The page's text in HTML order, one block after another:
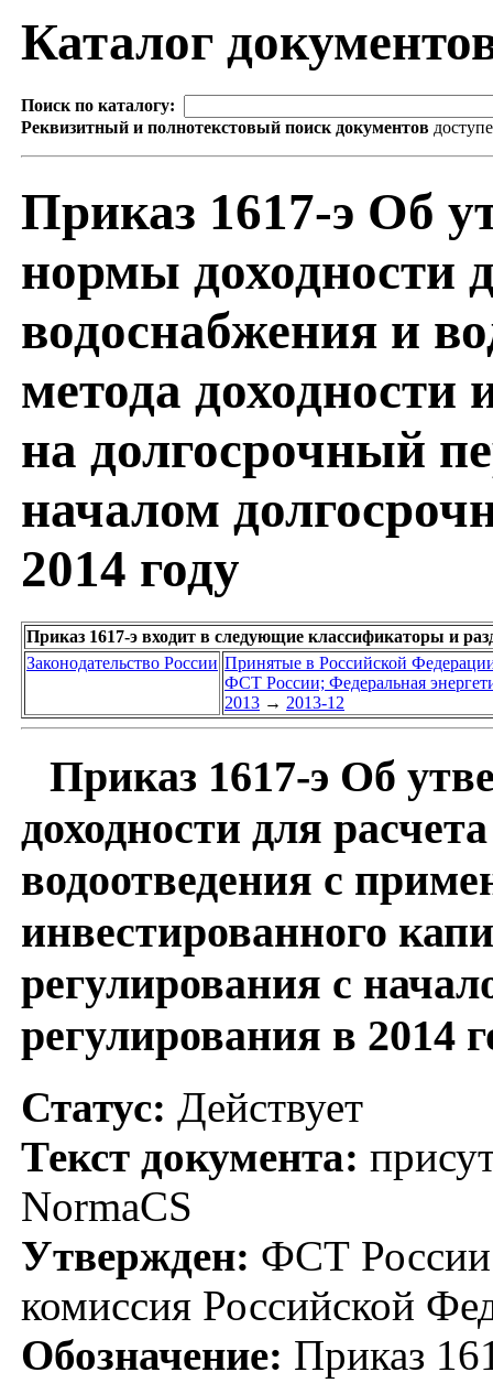
Каталог
Поиск по каталогу:
Реквизитный и полнотекстовый поиск документов
Приказ 1617-э Об
нормы доходности
водоснабжения и
метода доходности
на долгосрочный
началом
2014 году
Приказ 1617-э входит в следующие классификаторы и
Законодательство России Принятые в Российской
ФСТ России; Федеральная
2013 → 2013-12
Приказ 1617-э Об
доходности для
водоотведения с
инвестированного
регулирования с
регулирования в 2014
Статус: Действует
Текст документа:
NormaCS
Утвержден: ФСТ России;
комиссия Российской
Обозначение: Приказ